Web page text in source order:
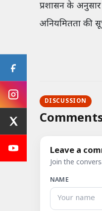
प्रशासन के अनुसार
अनियमितता की
DISCUSSION
Leave a
Join the
NAME